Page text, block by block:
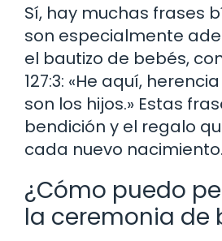
Sí, hay muchas frases
son especialmente
el bautizo de bebés,
127:3: «He aquí,
son los hijos.» Estas
bendición y el regalo
cada nuevo nacimiento.
¿Cómo puedo
la ceremonia de